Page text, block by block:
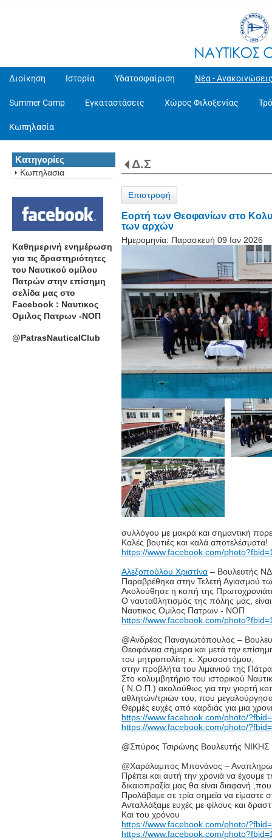
Διοίκηση Ιστορία Υδατοσφαίριση Νέα -
Summer Camp Εγκαταστάσεις Χώρος Φιλοξενίας
Κωπηλασία
Κατηγορίες
Κωπηλασια
Καθημερινή ενημέρωση
για τις δραστηριότητες
του Ναυτικού ομίλου
Πατρών στην επίσημη
σελίδα μας στο
Facebook : Ναυτικος
Ομιλος Πατρων -ΝΟΠ
@PatrasNauticalClub
Δ.Σ
Επιστροφή
Εορτή των Θεοφανίων στο
των αρχών
Ημερομηνία: Παρασκευή 09 Ιαν 2026
συλλόγου με μακρά και σημαντική
Καλές βουτιές και καλά αποτελέσματα!
https://www.facebook.com/
Αλεξοπούλου Χριστίνα – Βουλευτής ΝΔ
Παραβρέθηκα στην Τελετή Αγιασμού
Ακολούθησε η κοπή της
Ο ναυταθλητισμός της πόλης μας,
Ναυτικος Ομιλος Πατρων - ΝΟΠ
https://www.facebook.com/
@Ανδρέας Παναγιωτόπουλος –
Θεοφάνεια σήμερα και μετά την
του μητροπολίτη κ. Χρυσοστόμου,
στην προβλήτα του λιμανιού της
Στο κολυμβητήριο του ιστορικού
( Ν.Ο.Π.) ακολούθως για την γιορτή
αθλητών/τριών του, που
Θερμές ευχές από καρδιάς για μια
https://www.facebook.com/photo/
https://www.facebook.com/photo/
@Σπύρος Τσιρώνης Βουλευτής ΝΙΚΗΣ
@Χαράλαμπος Μπονάνος –
Πρέπει και αυτή την χρονιά να
δικαιοπραξία μας θα είναι διαφανή
Προλάβαμε σε τρία σημεία να είμαστε
Ανταλλάξαμε ευχές με φίλους και
Και του χρόνου
https://www.facebook.com/photo/
https://www.facebook.com/